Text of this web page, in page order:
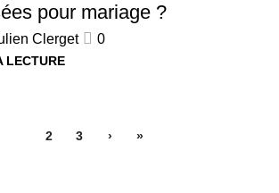
pour mariage ?
Clerget 0
LECTURE
2 3 › »